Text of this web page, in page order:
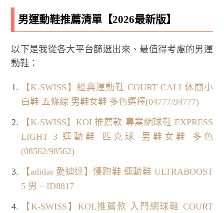
男運動鞋推薦清單【2026最新版】
以下是我從各大平台篩選出來、最值得考慮的男運
動鞋：
【K-SWISS】經典運動鞋 COURT CALI 休閒小
白鞋 五條線 男鞋女鞋 多色選擇(04777/94777)
【K-SWISS】KOL推薦款 專業網球鞋 EXPRESS
LIGHT 3 運動鞋 匹克球 男鞋女鞋 多色
(08562/98562)
【adidas 愛迪達】慢跑鞋 運動鞋 ULTRABOOST
5 男 – ID8817
【K-SWISS】KOL推薦款 入門網球鞋 COURT